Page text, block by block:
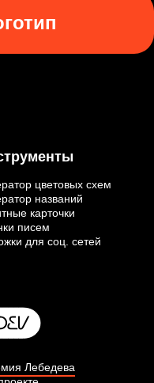
цветовых схем
названий
карточки
писем
для соц. сетей
Лебедева